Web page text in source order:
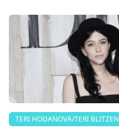
TERI HODANOVÁ/TERI BLITZEN